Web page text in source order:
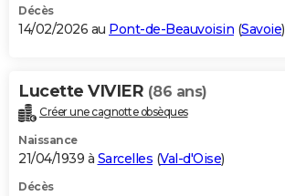
Décès
14/02/2026 au Pont-de-Beauvoisin (Savoie)
Lucette VIVIER (86 ans)
Créer une cagnotte obsèques
Naissance
21/04/1939 à Sarcelles (Val-d'Oise)
Décès